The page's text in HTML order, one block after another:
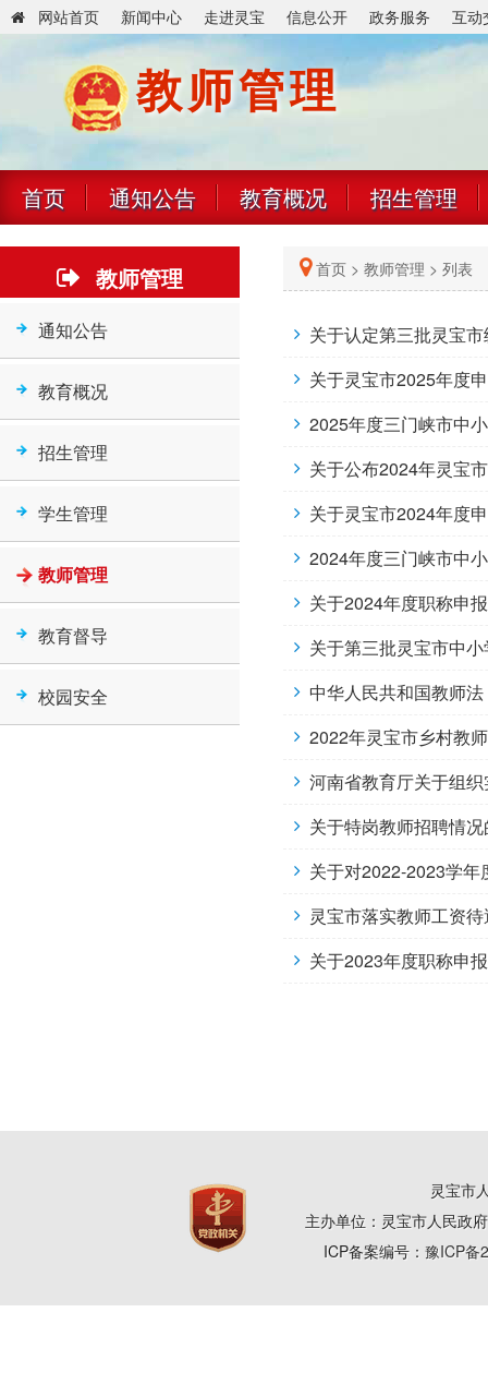
网站首页 新闻中心 走进灵宝 信息公开 政务服务 互动
教师管理
首页 通知公告 教育概况 招生管理
教师管理
通知公告
教育概况
招生管理
学生管理
教师管理
教育督导
校园安全
首页 > 教师管理 > 列表
关于认定第三批灵宝
关于灵宝市2025年度
2025年度三门峡市中
关于公布2024年灵宝
关于灵宝市2024年度
2024年度三门峡市中
关于2024年度职称申
关于第三批灵宝市中
中华人民共和国教师法
2022年灵宝市乡村教
河南省教育厅关于组织
关于特岗教师招聘情
关于对2022-2023学
灵宝市落实教师工资
关于2023年度职称申
灵宝市
主办单位：灵宝市人民政
ICP备案编号： 豫ICP备